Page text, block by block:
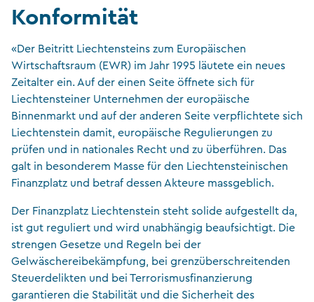
Konformität
«Der Beitritt Liechtensteins zum Europäischen
Wirtschaftsraum (EWR) im Jahr 1995 läutete ein neues
Zeitalter ein. Auf der einen Seite öffnete sich für
Liechtensteiner Unternehmen der europäische
Binnenmarkt und auf der anderen Seite verpflichtete sich
Liechtenstein damit, europäische Regulierungen zu
prüfen und in nationales Recht und zu überführen. Das
galt in besonderem Masse für den Liechtensteinischen
Finanzplatz und betraf dessen Akteure massgeblich.
Der Finanzplatz Liechtenstein steht solide aufgestellt da,
ist gut reguliert und wird unabhängig beaufsichtigt. Die
strengen Gesetze und Regeln bei der
Gelwäschereibekämpfung, bei grenzüberschreitenden
Steuerdelikten und bei Terrorismusfinanzierung
garantieren die Stabilität und die Sicherheit des